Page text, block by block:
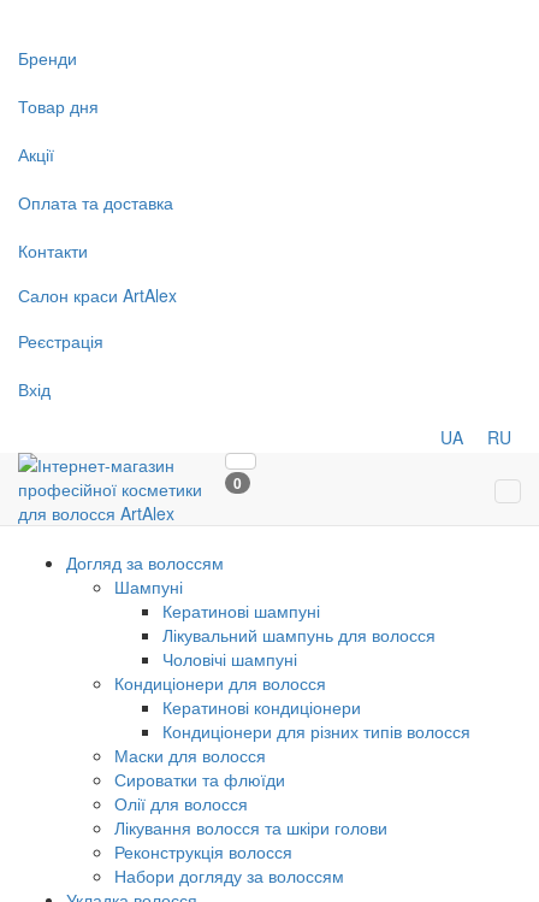
Бренди
Товар дня
Акції
Оплата та доставка
Контакти
Салон краси ArtAlex
Реєстрація
Вхід
UA RU
0
Догляд за волоссям
Шампуні
Кератинові шампуні
Лікувальний шампунь для волосся
Чоловічі шампуні
Кондиціонери для волосся
Кератинові кондиціонери
Кондиціонери для різних типів волосся
Маски для волосся
Сироватки та флюїди
Олії для волосся
Лікування волосся та шкіри голови
Реконструкція волосся
Набори догляду за волоссям